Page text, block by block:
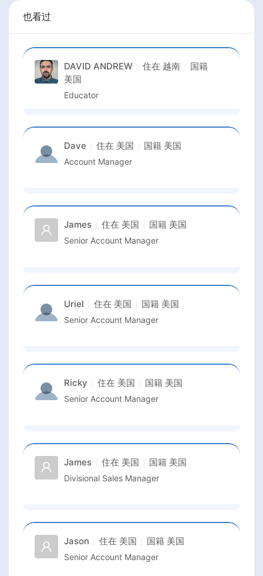
也看过
DAVID ANDREW 住在 越南
国籍
美国
Educator
Dave 住在 美国 国籍 美国
Account Manager
James 住在 美国 国籍 美国
Senior Account Manager
Uriel 住在 美国 国籍 美国
Senior Account Manager
Ricky 住在 美国 国籍 美国
Senior Account Manager
James 住在 美国 国籍 美国
Divisional Sales Manager
Jason 住在 美国 国籍 美国
Senior Account Manager